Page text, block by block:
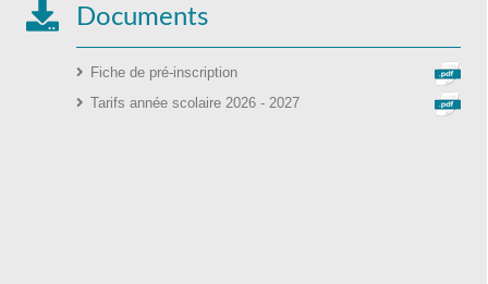
Documents
Fiche de pré-inscription
Tarifs année scolaire 2026 - 2027